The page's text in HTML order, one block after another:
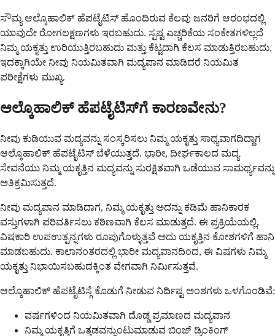
ಸೌಮ್ಯ ಆಲ್ಕೊಹಾಲಿಕ್ ಹೆಪಟೈಟಿಸ್ ಹೊಂದಿರುವ ಕೆಲವು ಜನರಿಗೆ ಆರಂಭದಲ್ಲಿ
ಯಾವುದೇ ರೋಗಲಕ್ಷಣಗಳು ಇರಬಹುದು. ಸ್ಪಷ್ಟ ಎಚ್ಚರಿಕೆಯ ಸಂಕೇತಗಳಿಲ್ಲದೆ
ನಿಮ್ಮ ಯಕೃತ್ತು ಉರಿಯುತ್ತಿರಬಹುದು ಮತ್ತು ಕೆಟ್ಟದಾಗಿ ಕೆಲಸ ಮಾಡುತ್ತಿರಬಹುದು,
ಇದಕ್ಕಾಗಿಯೇ ನೀವು ನಿಯಮಿತವಾಗಿ ಮದ್ಯಪಾನ ಮಾಡಿದರೆ ನಿಯಮಿತ
ಪರೀಕ್ಷೆಗಳು ಮುಖ್ಯ.
ಆಲ್ಕೊಹಾಲಿಕ್ ಹೆಪಟೈಟಿಸ್‌ಗೆ ಕಾರಣವೇನು?
ನೀವು ಕುಡಿಯುವ ಮದ್ಯವನ್ನು ಸಂಸ್ಕರಿಸಲು ನಿಮ್ಮ ಯಕೃತ್ತು ಸಾಧ್ಯವಾಗದಿದ್ದಾಗ
ಆಲ್ಕೊಹಾಲಿಕ್ ಹೆಪಟೈಟಿಸ್ ಬೆಳೆಯುತ್ತದೆ. ಭಾರೀ, ದೀರ್ಘಕಾಲದ ಮದ್ಯ
ಸೇವನೆಯು ನಿಮ್ಮ ಯಕೃತ್ತಿನ ಮದ್ಯವನ್ನು ಸುರಕ್ಷಿತವಾಗಿ ಒಡೆಯುವ ಸಾಮರ್ಥ್ಯವನ್ನು
ಅತಿಕ್ರಮಿಸುತ್ತದೆ.
ನೀವು ಮದ್ಯಪಾನ ಮಾಡಿದಾಗ, ನಿಮ್ಮ ಯಕೃತ್ತು ಅದನ್ನು ಕಡಿಮೆ ಹಾನಿಕಾರಕ
ವಸ್ತುಗಳಾಗಿ ಪರಿವರ್ತಿಸಲು ಕಠಿಣವಾಗಿ ಕೆಲಸ ಮಾಡುತ್ತದೆ. ಈ ಪ್ರಕ್ರಿಯೆಯಲ್ಲಿ,
ವಿಷಕಾರಿ ಉಪಉತ್ಪನ್ನಗಳು ರೂಪುಗೊಳ್ಳುತ್ತವೆ ಅದು ಯಕೃತ್ತಿನ ಕೋಶಗಳಿಗೆ ಹಾನಿ
ಮಾಡಬಹುದು. ಕಾಲಾನಂತರದಲ್ಲಿ ಭಾರೀ ಮದ್ಯಪಾನದಿಂದ, ಈ ವಿಷಗಳು ನಿಮ್ಮ
ಯಕೃತ್ತು ನಿಭಾಯಿಸಬಹುದಕ್ಕಿಂತ ವೇಗವಾಗಿ ನಿರ್ಮಿಸುತ್ತವೆ.
ಆಲ್ಕೊಹಾಲಿಕ್ ಹೆಪಟೈಟಿಸ್ಗೆ ಕೊಡುಗೆ ನೀಡುವ ನಿರ್ದಿಷ್ಟ ಅಂಶಗಳು ಒಳಗೊಂಡಿವೆ:
ವರ್ಷಗಳಿಂದ ನಿಯಮಿತವಾಗಿ ದೊಡ್ಡ ಪ್ರಮಾಣದ ಮದ್ಯಪಾನ
ನಿಮ್ಮ ಯಕೃತ್ತಿಗೆ ಒತ್ತಡವನ್ನುಂಟುಮಾಡುವ ಬಿಂಜ್ ಡ್ರಿಂಕಿಂಗ್